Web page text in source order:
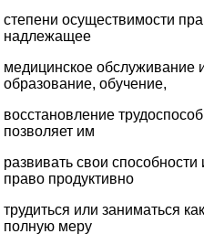
степени осуществимости
надлежащее
медицинское обслуживание
образование, обучение,
восстановление
позволяет им
развивать свои
право продуктивно
трудиться или заниматься
полную меру